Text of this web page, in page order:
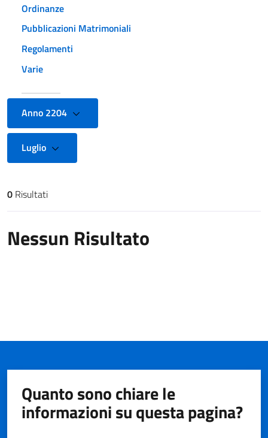
Ordinanze
Pubblicazioni Matrimoniali
Regolamenti
Varie
Anno 2204
Luglio
Risultati di ricerca
0 Risultati
Nessun Risultato
Quanto sono chiare le
informazioni su questa pagina?